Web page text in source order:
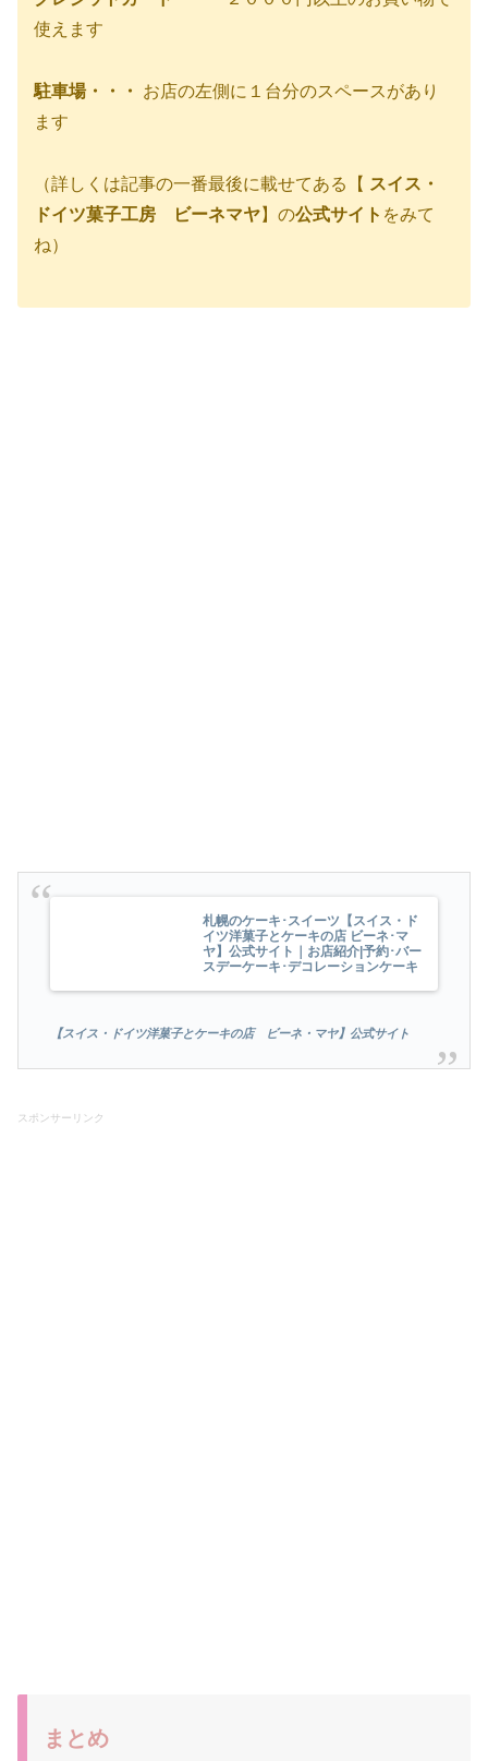
使えます
駐車場・・・ お店の左側に１台分のスペースがあり
ます
（詳しくは記事の一番最後に載せてある【 スイス・
ドイツ菓子工房 ビーネマヤ】の公式サイト をみて
ね）
札幌のケーキ･スイーツ【スイス・ド
イツ洋菓子とケーキの店 ビーネ･マ
ヤ】公式サイト｜お店紹介|予約･バー
スデーケーキ･デコレーションケーキ
【スイス・ドイツ洋菓子とケーキの店 ビーネ・マヤ】公式サイト
スポンサーリンク
まとめ